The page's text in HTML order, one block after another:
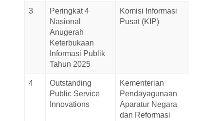
3
Peringkat 4
Nasional
Anugerah
Keterbukaan
Informasi Publik
Tahun 2025
Komisi Informasi
Pusat (KIP)
4
Outstanding
Public Service
Innovations
Kementerian
Pendayagunaan
Aparatur Negara
dan Reformasi